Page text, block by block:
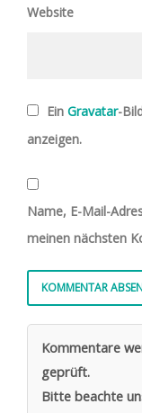
Website
Ein Gravatar-
anzeigen.
Name, E-Mail-
meinen nächsten
Kommentare
geprüft.
Bitte beachte